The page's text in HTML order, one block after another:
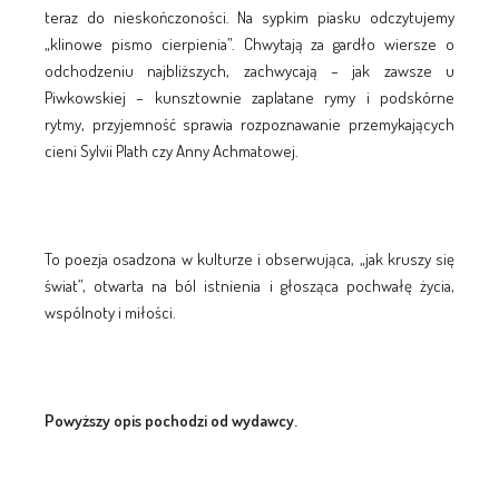
teraz do nieskończoności. Na sypkim piasku odczytujemy
„klinowe pismo cierpienia”. Chwytają za gardło wiersze o
odchodzeniu najbliższych, zachwycają – jak zawsze u
Piwkowskiej – kunsztownie zaplatane rymy i podskórne
rytmy, przyjemność sprawia rozpoznawanie przemykających
cieni Sylvii Plath czy Anny Achmatowej.
To poezja osadzona w kulturze i obserwująca, „jak kruszy się
świat”, otwarta na ból istnienia i głosząca pochwałę życia,
wspólnoty i miłości.
Powyższy opis pochodzi od wydawcy.